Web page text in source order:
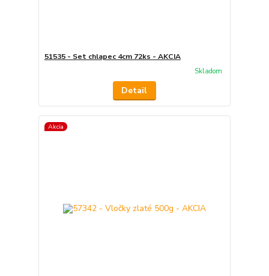
51535 - Set chlapec 4cm 72ks - AKCIA
Skladom
Detail
Akcia